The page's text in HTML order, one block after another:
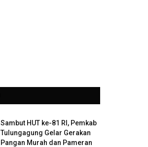
Sambut HUT ke-81 RI, Pemkab
Tulungagung Gelar Gerakan
Pangan Murah dan Pameran